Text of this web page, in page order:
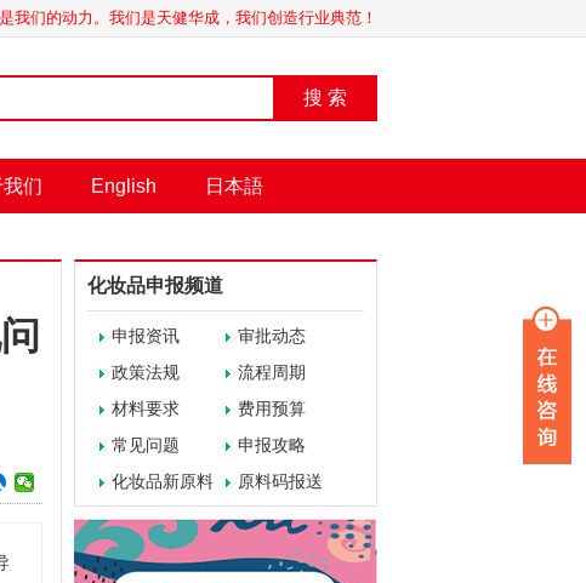
我们的动力。我们是天健华成，我们创造行业典范！
搜 索
们 English 日本語
化妆品申报频道
申报资讯
审批动态
政策法规
流程周期
材料要求
费用预算
常见问题
申报攻略
化妆品新原料
原料码报送